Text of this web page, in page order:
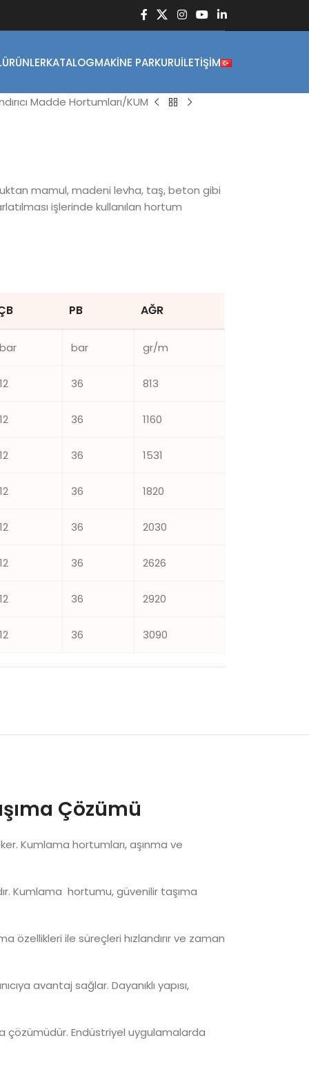
ÜRÜNLERKATALOGMAKINE PARKURUİLETIŞIM
Madde Hortumları KUM
mamul, madeni levha, taş, beton gibi
işlerinde kullanılan hortum
PB AĞR
bar bar gr/m
12 36 813
12 36 1160
12 36 1531
12 36 1820
12 36 2030
12 36 2626
12 36 2920
12 36 3090
Çözümü
Kumlama hortumları, aşınma ve
Kumlama hortumu, güvenilir taşıma
özellikleri ile süreçleri hızlandırır ve zaman
avantaj sağlar. Dayanıklı yapısı,
çözümüdür. Endüstriyel uygulamalarda